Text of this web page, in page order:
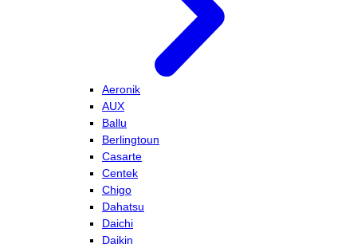
Aeronik
AUX
Ballu
Berlingtoun
Casarte
Centek
Chigo
Dahatsu
Daichi
Daikin